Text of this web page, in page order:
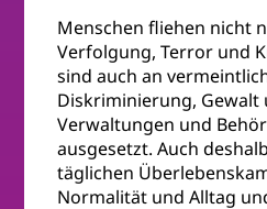
Menschen fliehen nicht
Verfolgung, Terror und
sind auch an
Diskriminierung, Gewalt
Verwaltungen und
ausgesetzt. Auch
täglichen
Normalität und Alltag